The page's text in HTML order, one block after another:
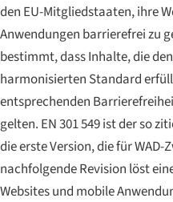
den EU-Mitgliedstaaten, ihre
Anwendungen barrierefrei zu
bestimmt, dass Inhalte, die
harmonisierten Standard
entsprechenden
gelten. EN 301 549 ist der so
die erste Version, die für
nachfolgende Revision löst
Websites und mobile